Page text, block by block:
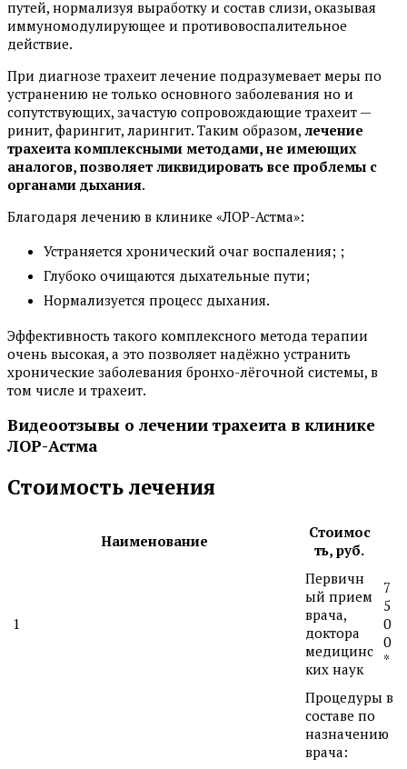
путей, нормализуя выработку и состав слизи, оказывая
иммуномодулирующее и противовоспалительное
действие.
При диагнозе трахеит лечение подразумевает меры по
устранению не только основного заболевания но и
сопутствующих, зачастую сопровождающие трахеит —
ринит, фарингит, ларингит. Таким образом, лечение
трахеита комплексными методами, не имеющих
аналогов, позволяет ликвидировать все проблемы с
органами дыхания.
Благодаря лечению в клинике «ЛОР-Астма»:
Устраняется хронический очаг воспаления; ;
Глубоко очищаются дыхательные пути;
Нормализуется процесс дыхания.
Эффективность такого комплексного метода терапии
очень высокая, а это позволяет надёжно устранить
хронические заболевания бронхо-лёгочной системы, в
том числе и трахеит.
Видеоотзывы о лечении трахеита в клинике
ЛОР-Астма
Стоимость лечения
Наименование
Стоимос
ть, руб.
1
Первичн
ый прием
врача,
доктора
медицинс
ких наук
7
5
0
0
*
Процедуры в
составе по
назначению
врача: